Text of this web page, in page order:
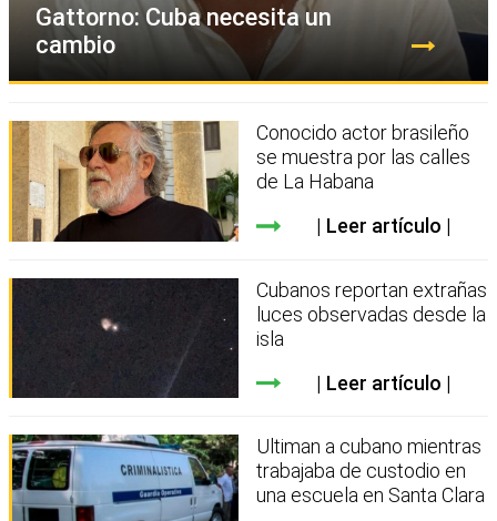
Gattorno: Cuba necesita un
cambio
Conocido actor brasileño
se muestra por las calles
de La Habana
Leer artículo
Cubanos reportan extrañas
luces observadas desde la
isla
Leer artículo
Ultiman a cubano mientras
trabajaba de custodio en
una escuela en Santa Clara